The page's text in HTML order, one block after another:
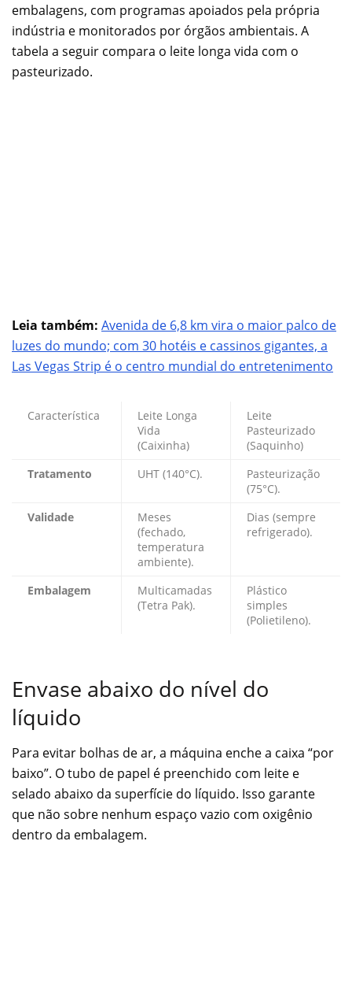
embalagens, com programas apoiados pela própria
indústria e monitorados por órgãos ambientais. A
tabela a seguir compara o leite longa vida com o
pasteurizado.
Leia também: Avenida de 6,8 km vira o maior palco de
luzes do mundo; com 30 hotéis e cassinos gigantes, a
Las Vegas Strip é o centro mundial do entretenimento
Característica
Leite Longa
Vida
(Caixinha)
Leite
Pasteurizado
(Saquinho)
Tratamento
UHT (140°C).
Pasteurização
(75°C).
Validade
Meses
(fechado,
temperatura
ambiente).
Dias (sempre
refrigerado).
Embalagem
Multicamadas
(Tetra Pak).
Plástico
simples
(Polietileno).
Envase abaixo do nível do
líquido
Para evitar bolhas de ar, a máquina enche a caixa “por
baixo”. O tubo de papel é preenchido com leite e
selado abaixo da superfície do líquido. Isso garante
que não sobre nenhum espaço vazio com oxigênio
dentro da embalagem.